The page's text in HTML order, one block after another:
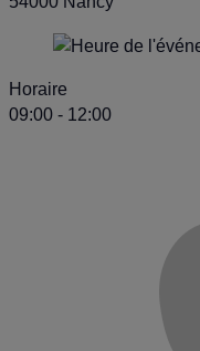
Horaire
09:00 - 12:00